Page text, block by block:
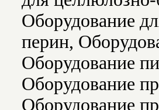
Оборудование
перин,
Оборудование
Оборудование
Оборудование